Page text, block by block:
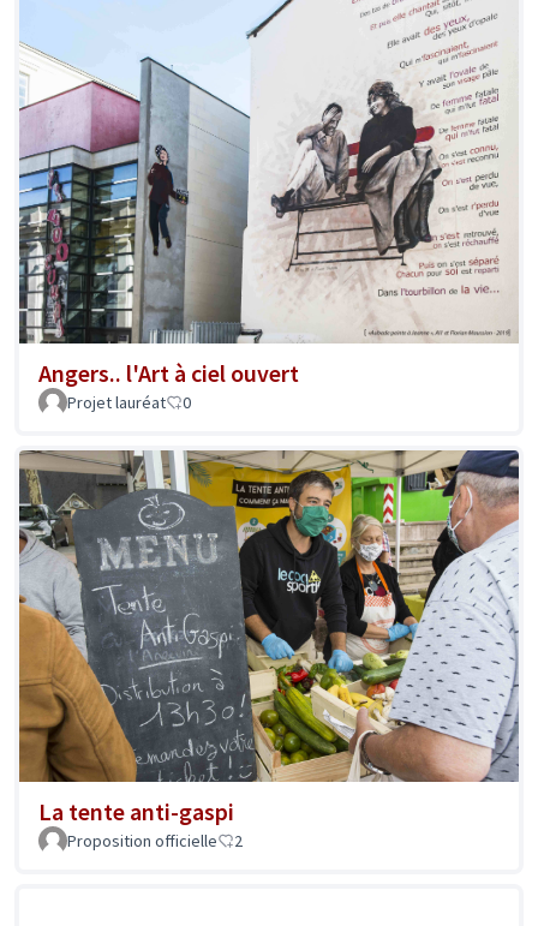
Angers.. l'Art à ciel ouvert
Projet lauréat 0
La tente anti-gaspi
Proposition officielle 2